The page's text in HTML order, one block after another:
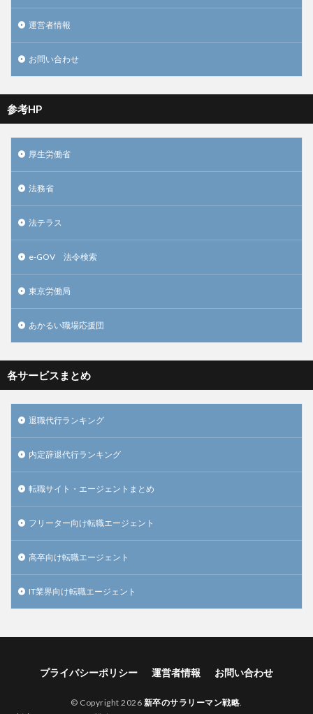
運営者情報
お問い合わせ
参考HP
厚生労働省
法務省
法テラス
e-GOV 法令検索
東京労働局
あかるい職場応援団
各サービスまとめ
退職代行ランキング
内定辞退代行ランキング
転職サイト・エージェントまとめ
フリーター向け転職エージェント
高卒向け転職エージェント
IT業界向け転職エージェント
プライバシーポリシー 運営者情報 お問い合わせ
© Copyright 2026 新卒のサラリーマン戦略